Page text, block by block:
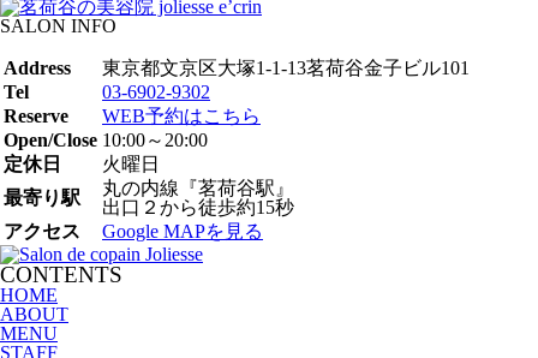
SALON INFO
Address
東京都文京区大塚1-1-13茗荷谷金子ビル101
Tel
03-6902-9302
Reserve
WEB予約はこちら
Open/Close 10:00～20:00
定休日
火曜日
最寄り駅
丸の内線『茗荷谷駅』
出口２から徒歩約15秒
アクセス
Google MAPを見る
CONTENTS
HOME
ABOUT
MENU
STAFF